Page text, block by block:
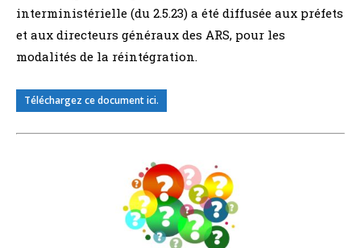
interministérielle (du 2.5.23) a été diffusée aux préfets
et aux directeurs généraux des ARS, pour les
modalités de la réintégration.
Téléchargez ce document ici.